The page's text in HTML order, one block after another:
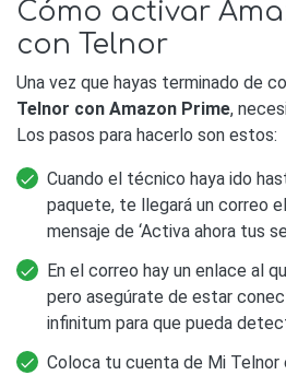
Cómo activar
con Telnor
Una vez que hayas terminado de
Telnor con Amazon Prime,
Los pasos para hacerlo son estos:
Cuando el técnico haya ido
paquete, te llegará un correo
mensaje de ‘Activa ahora tus
En el correo hay un enlace al
pero asegúrate de estar
infinitum para que pueda
Coloca tu cuenta de Mi Telnor